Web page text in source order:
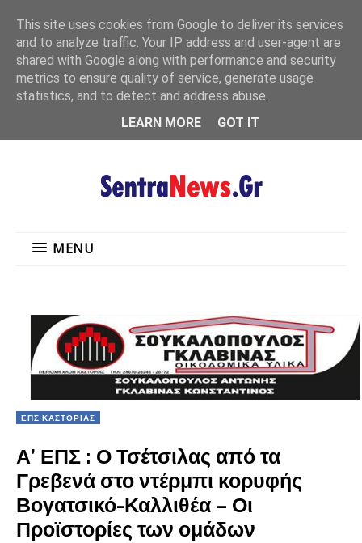
MENU
MENU
ΕΠΣ ΚΑΣΤΟΡΙΑΣ
Α’ ΕΠΣ : Ο Τσέτσιλας από τα
Γρεβενά στο ντέρμπι κορυφής
Βογατσικό-Καλλιθέα – Οι
Προϊστορίες των ομάδων
This site uses cookies from Google to deliver its services
and to analyze traffic. Your IP address and user-agent are
shared with Google along with performance and security
metrics to ensure quality of service, generate usage
statistics, and to detect and address abuse.
LEARN MORE
GOT IT